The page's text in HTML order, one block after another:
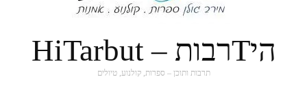
היTרבות – HiTarbut
תרבות ותוכן – ספרות, קולנוע, טיולים